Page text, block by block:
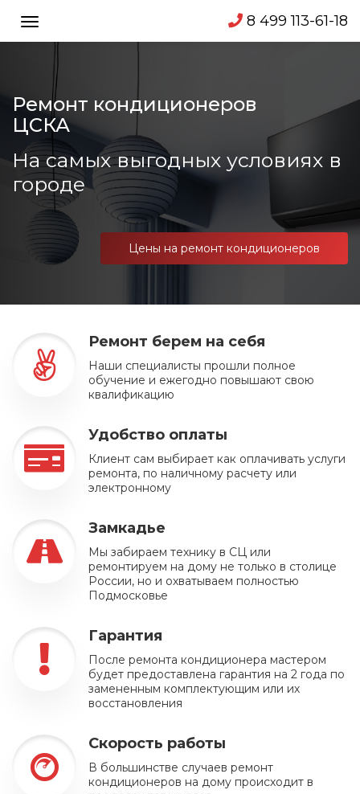
Toggle
8 499 113-61-18
Ремонт кондиционеров
ЦСКА
На самых выгодных условиях в
городе
Цены на ремонт кондиционеров
Ремонт берем на себя
Наши специалисты прошли полное
обучение и ежегодно повышают свою
квалификацию
Удобство оплаты
Клиент сам выбирает как оплачивать услуги
ремонта, по наличному расчету или
электронному
Замкадье
Мы забираем технику в СЦ или
ремонтируем на дому не только в столице
России, но и охватываем полностью
Подмосковье
Гарантия
После ремонта кондиционера мастером
будет предоставлена гарантия на 2 года по
замененным комплектующим или их
восстановления
Скорость работы
В большинстве случаев ремонт
кондиционеров на дому происходит в